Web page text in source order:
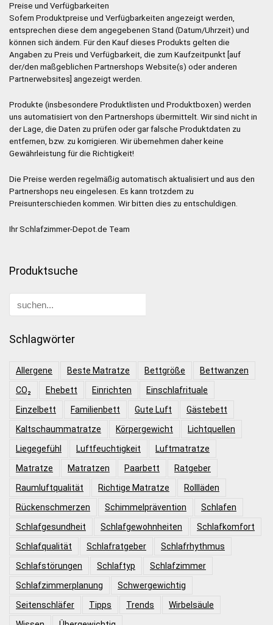
Preise und Verfügbarkeiten
Sofern Produktpreise und Verfügbarkeiten angezeigt werden,
entsprechen diese dem angegebenen Stand (Datum/Uhrzeit) und
können sich ändern. Für den Kauf dieses Produkts gelten die
Angaben zu Preis und Verfügbarkeit, die zum Kaufzeitpunkt [auf
der/den maßgeblichen Partnershops Website(s) oder anderen
Partnerwebsites] angezeigt werden.
Produkte (insbesondere Produktlisten und Produktboxen) werden
uns automatisiert von den Partnershops übermittelt. Wir sind nicht in
der Lage, die Daten zu prüfen oder gar falsche Produktdaten zu
entfernen, bzw. zu korrigieren. Wir übernehmen daher keine
Gewährleistung für die Richtigkeit!
Die Preise werden regelmäßig automatisch aktualisiert und aus den
Partnershops neu eingelesen. Es kann trotzdem zu
Preisunterschieden kommen. Wir bitten dies zu entschuldigen.
Ihr Schlafzimmer-Depot.de Team
Produktsuche
Schlagwörter
Allergene Beste Matratze Bettgröße
Bettwanzen
CO₂
Ehebett Einrichten
Einschlafrituale
Einzelbett
Familienbett Gute Luft
Gästebett
Kaltschaummatratze
Körpergewicht
Lichtquellen
Liegegefühl
Luftfeuchtigkeit
Luftmatratze
Matratze
Matratzen Paarbett
Ratgeber
Raumluftqualität
Richtige Matratze
Rollläden
Rückenschmerzen
Schimmelprävention
Schlafen
Schlafgesundheit
Schlafgewohnheiten
Schlafkomfort
Schlafqualität
Schlafratgeber
Schlafrhythmus
Schlafstörungen
Schlaftyp
Schlafzimmer
Schlafzimmerplanung
Schwergewichtig
Seitenschläfer
Tipps Trends
Wirbelsäule